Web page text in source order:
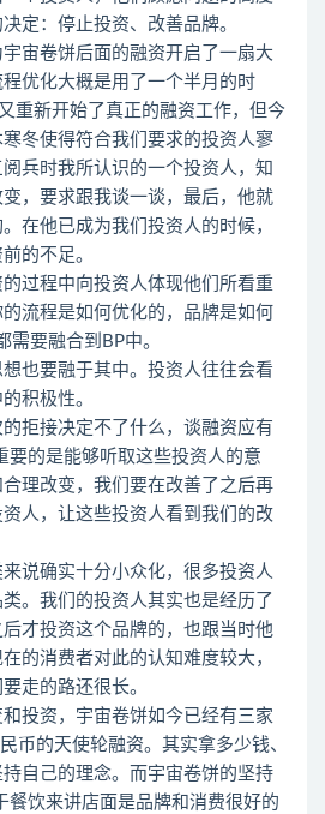
定：停止投资、改善品牌。
宙卷饼后面的融资开启了一扇大
优化大概是用了一个半月的时
重新开始了真正的融资工作，但今
冬使得符合我们要求的投资人寥
兵时我所认识的一个投资人，知
，要求跟我谈一谈，最后，他就
在他已成为我们投资人的时候，
的不足。
过程中向投资人体现他们所看重
流程是如何优化的，品牌是如何
要融合到BP中。
也要融于其中。投资人往往会看
积极性。
拒接决定不了什么，谈融资应有
要的是能够听取这些投资人的意
理改变，我们要在改善了之后再
人，让这些投资人看到我们的改
说确实十分小众化，很多投资人
。我们的投资人其实也是经历了
才投资这个品牌的，也跟当时他
的消费者对此的认知难度较大，
走的路还很长。
投资，宇宙卷饼如今已经有三家
币的天使轮融资。其实拿多少钱、
自己的理念。而宇宙卷饼的坚持
餐饮来讲店面是品牌和消费很好的